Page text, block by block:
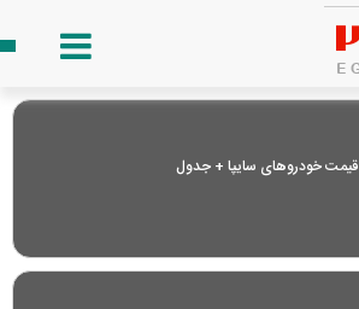
قیمت خودرو‌های سایپا + جدول